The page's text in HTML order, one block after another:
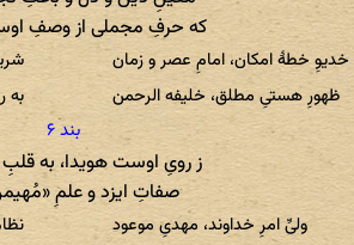
که حرفِ مجملی از وصفِ
خدیوِ خطهٔ امکان، امامِ عصر و زمان
ظهورِ هستیِ مطلق، خلیفه الرحمن
به
ز رویِ اوست هویدا، به
صفاتِ ایزد و علمِ
ولیِّ امرِ خداوند، مهدیِ موعود